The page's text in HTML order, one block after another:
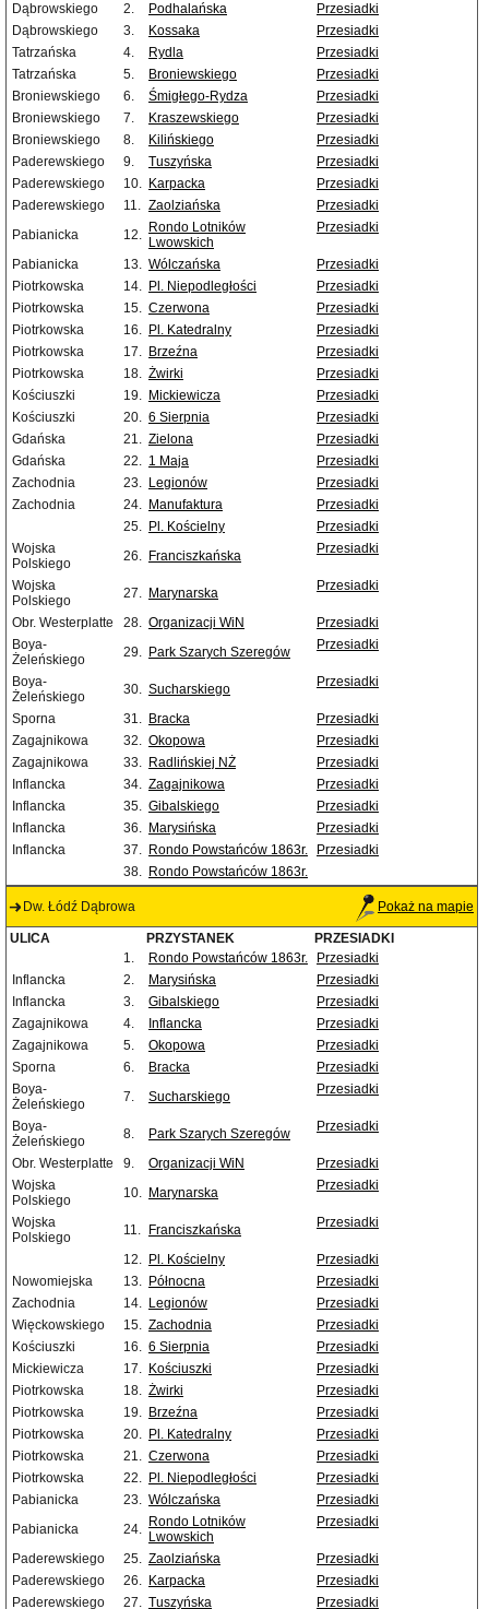
Dąbrowskiego
2. Podhalańska
Przesiadki
Dąbrowskiego
3. Kossaka
Przesiadki
Tatrzańska
4. Rydla
Przesiadki
Tatrzańska
5. Broniewskiego
Przesiadki
Broniewskiego
6. Śmigłego-Rydza
Przesiadki
Broniewskiego
7. Kraszewskiego
Przesiadki
Broniewskiego
8. Kilińskiego
Przesiadki
Paderewskiego
9. Tuszyńska
Przesiadki
Paderewskiego
10. Karpacka
Przesiadki
Paderewskiego
11. Zaolziańska
Przesiadki
Pabianicka
12. Rondo Lotników
Lwowskich
Przesiadki
Pabianicka 13. Wólczańska
Przesiadki
Piotrkowska
14. Pl. Niepodległości
Przesiadki
Piotrkowska
15. Czerwona
Przesiadki
Piotrkowska
16. Pl. Katedralny
Przesiadki
Piotrkowska
17. Brzeźna
Przesiadki
Piotrkowska
18. Żwirki
Przesiadki
Kościuszki
19. Mickiewicza
Przesiadki
Kościuszki
20. 6 Sierpnia
Przesiadki
Gdańska
21. Zielona
Przesiadki
Gdańska
22. 1 Maja
Przesiadki
Zachodnia
23. Legionów
Przesiadki
Zachodnia
24. Manufaktura
Przesiadki
25. Pl. Kościelny
Przesiadki
Wojska
Polskiego
26. Franciszkańska Przesiadki
Wojska
Polskiego
27. Marynarska Przesiadki
Obr. Westerplatte 28. Organizacji WiN
Przesiadki
Boya-
Żeleńskiego
29. Park Szarych Szeregów Przesiadki
Boya-
Żeleńskiego
30. Sucharskiego Przesiadki
Sporna 31. Bracka
Przesiadki
Zagajnikowa
32. Okopowa
Przesiadki
Zagajnikowa
33. Radlińskiej NŻ
Przesiadki
Inflancka
34. Zagajnikowa
Przesiadki
Inflancka
35. Gibalskiego
Przesiadki
Inflancka
36. Marysińska
Przesiadki
Inflancka
37. Rondo Powstańców 1863r.
Przesiadki
38. Rondo Powstańców 1863r.
Dw. Łódź Dąbrowa Pokaż na mapie
ULICA PRZYSTANEK
PRZESIADKI
1.
Rondo Powstańców 1863r.
Przesiadki
Inflancka
2. Marysińska
Przesiadki
Inflancka
3. Gibalskiego
Przesiadki
Zagajnikowa
4. Inflancka
Przesiadki
Zagajnikowa
5. Okopowa
Przesiadki
Sporna
6. Bracka
Przesiadki
Boya-
Żeleńskiego
7. Sucharskiego Przesiadki
Boya-
Żeleńskiego
8. Park Szarych Szeregów Przesiadki
Obr. Westerplatte 9. Organizacji WiN
Przesiadki
Wojska
Polskiego
10. Marynarska Przesiadki
Wojska
Polskiego
11. Franciszkańska Przesiadki
12. Pl. Kościelny
Przesiadki
Nowomiejska
13. Północna
Przesiadki
Zachodnia
14. Legionów
Przesiadki
Więckowskiego
15. Zachodnia
Przesiadki
Kościuszki
16. 6 Sierpnia
Przesiadki
Mickiewicza
17. Kościuszki
Przesiadki
Piotrkowska
18. Żwirki
Przesiadki
Piotrkowska
19. Brzeźna
Przesiadki
Piotrkowska
20. Pl. Katedralny
Przesiadki
Piotrkowska
21. Czerwona
Przesiadki
Piotrkowska
22. Pl. Niepodległości
Przesiadki
Pabianicka
23. Wólczańska
Przesiadki
Pabianicka
24. Rondo Lotników
Lwowskich
Przesiadki
Paderewskiego 25. Zaolziańska
Przesiadki
Paderewskiego
26. Karpacka
Przesiadki
Paderewskiego
27. Tuszyńska Przesiadki